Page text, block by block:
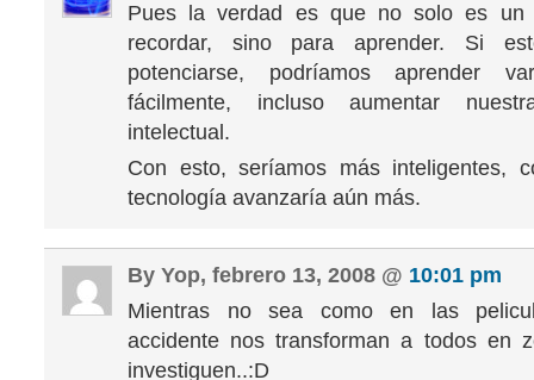
Pues la verdad es que no solo es un
recordar, sino para aprender. Si
potenciarse, podríamos aprender
fácilmente, incluso aumentar
intelectual.
Con esto, seríamos más inteligentes,
tecnología avanzaría aún más.
By Yop, febrero 13, 2008 @ 10:01 pm
Mientras no sea como en las
accidente nos transforman a todos en
investiguen..:D